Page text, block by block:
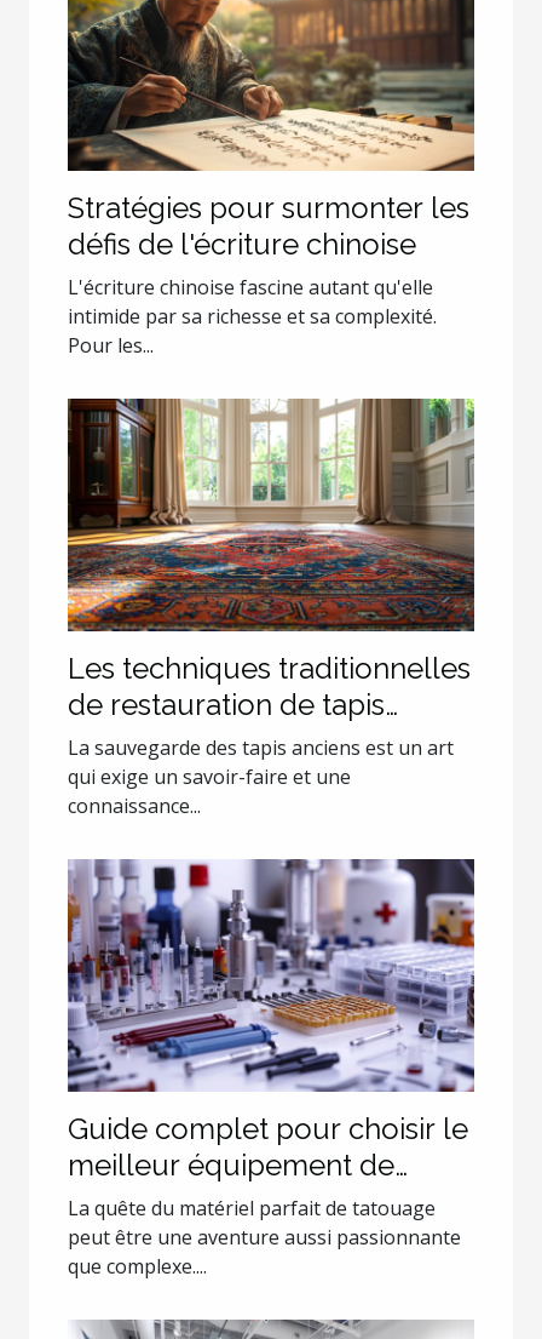
Stratégies pour surmonter les
défis de l'écriture chinoise
L'écriture chinoise fascine autant qu'elle
intimide par sa richesse et sa complexité.
Pour les...
Les techniques traditionnelles
de restauration de tapis
anciens
La sauvegarde des tapis anciens est un art
qui exige un savoir-faire et une
connaissance...
Guide complet pour choisir le
meilleur équipement de
tatouage
La quête du matériel parfait de tatouage
peut être une aventure aussi passionnante
que complexe....